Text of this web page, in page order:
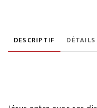
DESCRIPTIF DÉTAILS